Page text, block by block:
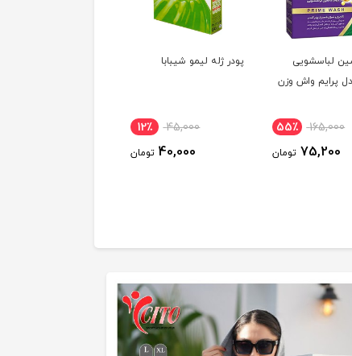
لباسشویی
پرایم واش وزن
165,000 55٪
75,200 تومان
پودر ژله لیمو شیبابا
45,000 12٪
40,000 تومان